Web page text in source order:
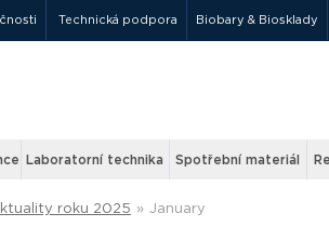
Technická podpora Biobary & Biosklady
Laboratorní technika Spotřební materiál
roku 2025 » January